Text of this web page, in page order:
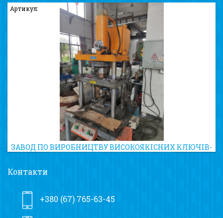
Артикул:
ЗАВОД ПО ВИРОБНИЦТВУ ВИСОКОЯКІСНИХ КЛЮЧІВ-
ТРІСКАЧОК ТА ГОЛОВОК ДО НИХ
Контакти
+380 (67) 765-63-45